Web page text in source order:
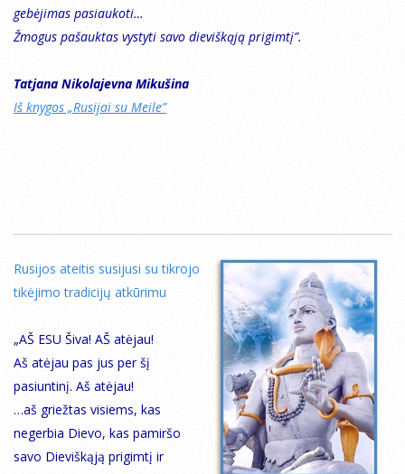
gebėjimas pasiaukoti…
Žmogus pašauktas vystyti savo dieviškąją prigimtį”.
Tatjana Nikolajevna Mikušina
Iš knygos „Rusijai su Meile”
Rusijos ateitis susijusi su tikrojo
tikėjimo tradicijų atkūrimu
„AŠ ESU Šiva! AŠ atėjau!
Aš atėjau pas jus per šį
pasiuntinį. Aš atėjau!
…aš griežtas visiems, kas
negerbia Dievo, kas pamiršo
savo Dieviškąją prigimtį ir